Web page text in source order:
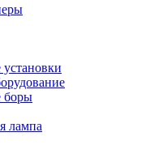
боры
лампа